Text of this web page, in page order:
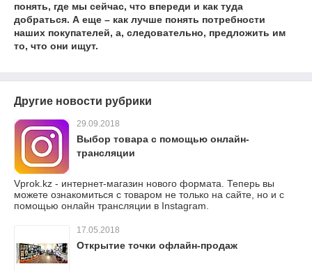
понять, где мы сейчас, что впереди и как туда
добраться. А еще – как лучше понять потребности
наших покупателей, а, следовательно, предложить им
то, что они ищут.
Другие новости рубрики
29.09.2018
Выбор товара с помощью онлайн-
трансляции
Vprok.kz - интернет-магазин нового формата. Теперь вы
можете ознакомиться с товаром не только на сайте, но и с
помощью онлайн трансляции в Instagram.
17.05.2018
Открытие точки офлайн-продаж